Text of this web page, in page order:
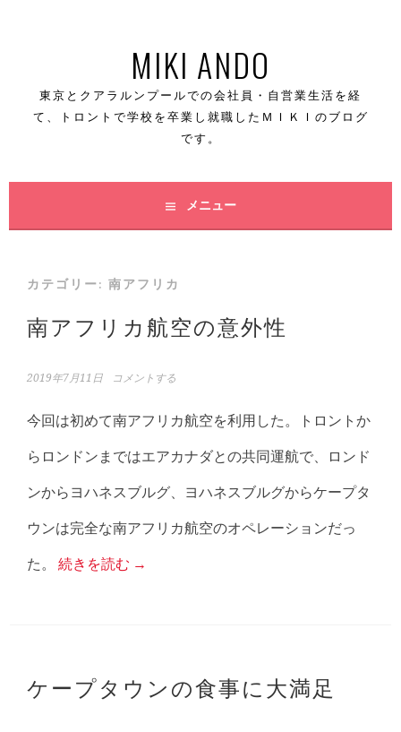
ス
MIKI ANDO
東京とクアラルンプールでの会社員・自営業生活を経
て、トロントで学校を卒業し就職したＭＩＫＩのブログ
です。
メニュー
カテゴリー: 南アフリカ
南アフリカ航空の意外性
2019年7月11日 コメントする
今回は初めて南アフリカ航空を利用した。トロントか
らロンドンまではエアカナダとの共同運航で、ロンド
ンからヨハネスブルグ、ヨハネスブルグからケープタ
ウンは完全な南アフリカ航空のオペレーションだっ
た。続きを読む →
ケープタウンの食事に大満足